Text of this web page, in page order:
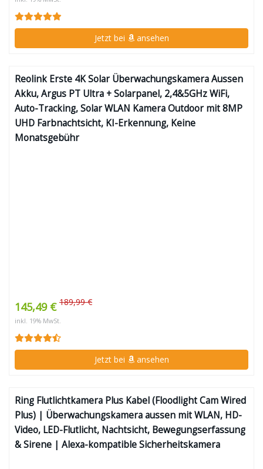
Jetzt bei ansehen
Reolink Erste 4K Solar Überwachungskamera Aussen
Akku, Argus PT Ultra + Solarpanel, 2,4&5GHz WiFi,
Auto-Tracking, Solar WLAN Kamera Outdoor mit 8MP
UHD Farbnachtsicht, KI-Erkennung, Keine
Monatsgebühr
145,49 € 189,99 €
inkl. 19% MwSt.
Jetzt bei ansehen
Ring Flutlichtkamera Plus Kabel (Floodlight Cam Wired
Plus) | Überwachungskamera aussen mit WLAN, HD-
Video, LED-Flutlicht, Nachtsicht, Bewegungserfassung
& Sirene | Alexa-kompatible Sicherheitskamera